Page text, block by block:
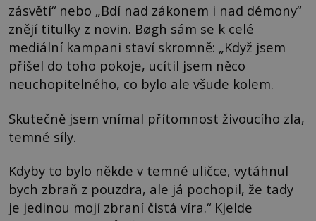
zásvětí“ nebo „Bdí nad zákonem i nad démony“
znějí titulky z novin. Bøgh sám se k celé
mediální kampani staví skromně: „Když jsem
přišel do toho pokoje, ucítil jsem něco
neuchopitelného, co bylo ale všude kolem.
Skutečně jsem vnímal přítomnost živoucího zla,
temné síly.
Kdyby to bylo někde v temné uličce, vytáhnul
bych zbraň z pouzdra, ale já pochopil, že tady
je jedinou mojí zbraní čistá víra.“ Kjelde